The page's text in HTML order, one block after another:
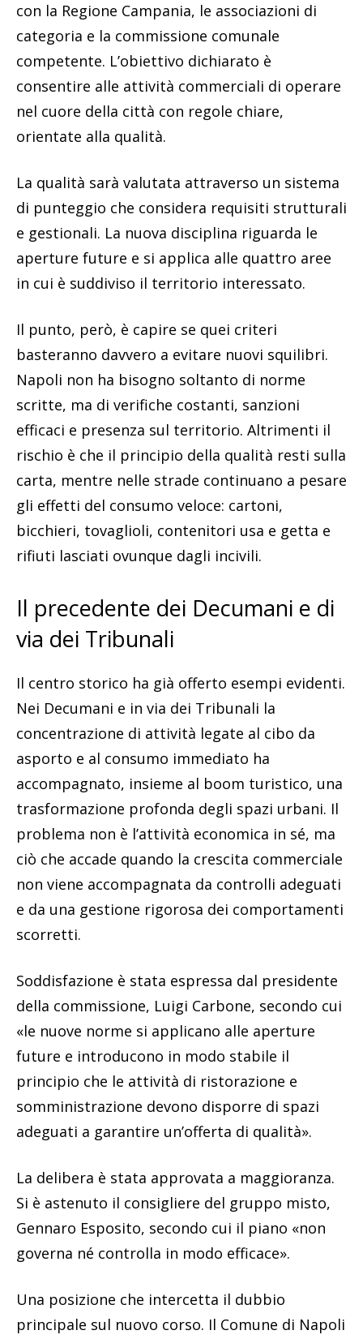
con la Regione Campania, le associazioni di
categoria e la commissione comunale
competente. L’obiettivo dichiarato è
consentire alle attività commerciali di operare
nel cuore della città con regole chiare,
orientate alla qualità.
La qualità sarà valutata attraverso un sistema
di punteggio che considera requisiti strutturali
e gestionali. La nuova disciplina riguarda le
aperture future e si applica alle quattro aree
in cui è suddiviso il territorio interessato.
Il punto, però, è capire se quei criteri
basteranno davvero a evitare nuovi squilibri.
Napoli non ha bisogno soltanto di norme
scritte, ma di verifiche costanti, sanzioni
efficaci e presenza sul territorio. Altrimenti il
rischio è che il principio della qualità resti sulla
carta, mentre nelle strade continuano a pesare
gli effetti del consumo veloce: cartoni,
bicchieri, tovaglioli, contenitori usa e getta e
rifiuti lasciati ovunque dagli incivili.
Il precedente dei Decumani e di
via dei Tribunali
Il centro storico ha già offerto esempi evidenti.
Nei Decumani e in via dei Tribunali la
concentrazione di attività legate al cibo da
asporto e al consumo immediato ha
accompagnato, insieme al boom turistico, una
trasformazione profonda degli spazi urbani. Il
problema non è l’attività economica in sé, ma
ciò che accade quando la crescita commerciale
non viene accompagnata da controlli adeguati
e da una gestione rigorosa dei comportamenti
scorretti.
Soddisfazione è stata espressa dal presidente
della commissione, Luigi Carbone, secondo cui
«le nuove norme si applicano alle aperture
future e introducono in modo stabile il
principio che le attività di ristorazione e
somministrazione devono disporre di spazi
adeguati a garantire un’offerta di qualità».
La delibera è stata approvata a maggioranza.
Si è astenuto il consigliere del gruppo misto,
Gennaro Esposito, secondo cui il piano «non
governa né controlla in modo efficace».
Una posizione che intercetta il dubbio
principale sul nuovo corso. Il Comune di Napoli